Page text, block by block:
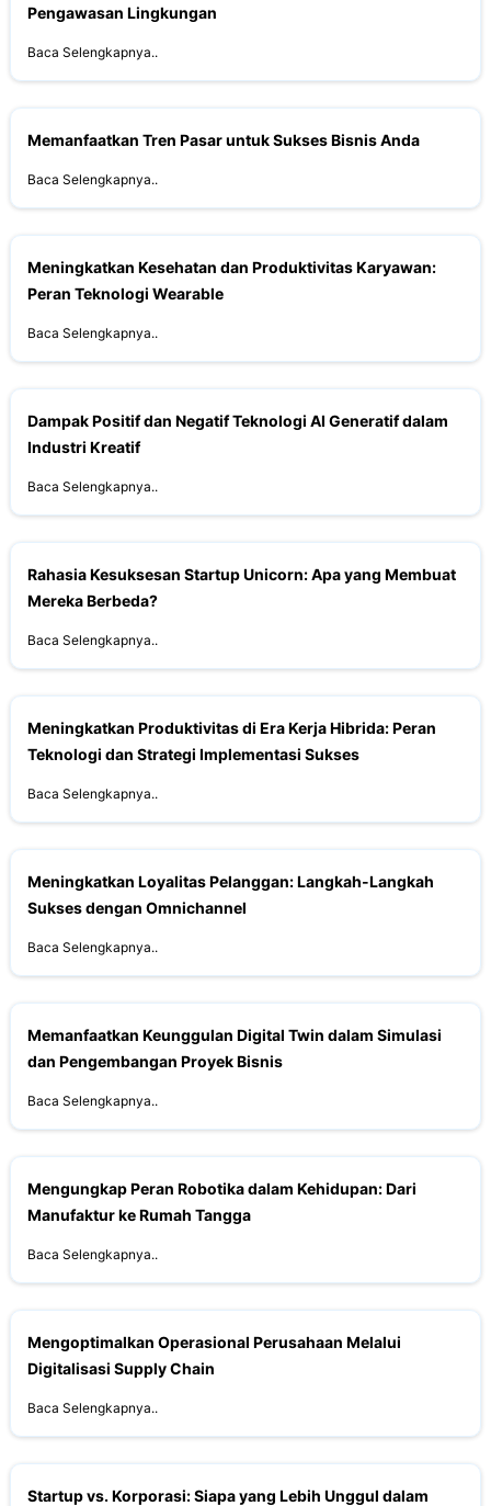
Pengawasan Lingkungan
Baca Selengkapnya..
Memanfaatkan Tren Pasar untuk Sukses Bisnis Anda
Baca Selengkapnya..
Meningkatkan Kesehatan dan Produktivitas Karyawan:
Peran Teknologi Wearable
Baca Selengkapnya..
Dampak Positif dan Negatif Teknologi AI Generatif dalam
Industri Kreatif
Baca Selengkapnya..
Rahasia Kesuksesan Startup Unicorn: Apa yang Membuat
Mereka Berbeda?
Baca Selengkapnya..
Meningkatkan Produktivitas di Era Kerja Hibrida: Peran
Teknologi dan Strategi Implementasi Sukses
Baca Selengkapnya..
Meningkatkan Loyalitas Pelanggan: Langkah-Langkah
Sukses dengan Omnichannel
Baca Selengkapnya..
Memanfaatkan Keunggulan Digital Twin dalam Simulasi
dan Pengembangan Proyek Bisnis
Baca Selengkapnya..
Mengungkap Peran Robotika dalam Kehidupan: Dari
Manufaktur ke Rumah Tangga
Baca Selengkapnya..
Mengoptimalkan Operasional Perusahaan Melalui
Digitalisasi Supply Chain
Baca Selengkapnya..
Startup vs. Korporasi: Siapa yang Lebih Unggul dalam